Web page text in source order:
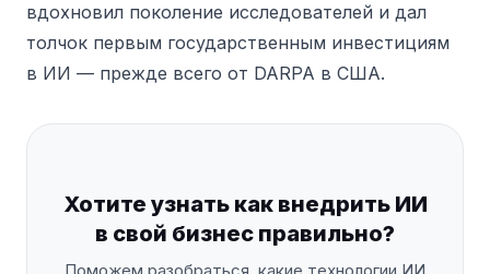
вдохновил поколение исследователей и дал
толчок первым государственным инвестициям
в ИИ — прежде всего от DARPA в США.
Хотите узнать как внедрить ИИ
в свой бизнес правильно?